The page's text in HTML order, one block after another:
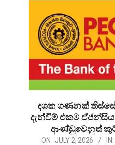
දශක ගණනක් තිස්සේ
දැන්විම් එකම ඒජන්සිය
ආණ්ඩුවෙනුත්
2026-ON: JULY 2, 2026 IN: